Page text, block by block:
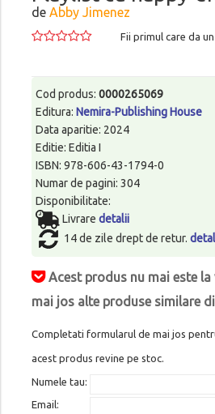
de Abby Jimenez
Fii primul care da
Cod produs: 0000265069
Editura: Nemira-Publishing House
Data aparitie: 2024
Editie: Editia I
ISBN: 978-606-43-1794-0
Numar de pagini: 304
Disponibilitate:
Livrare detalii
14 de zile drept de retur.
Acest produs nu mai este la
mai jos alte produse similare
Completati formularul de mai jos
acest produs revine pe stoc.
Numele tau:
Email: